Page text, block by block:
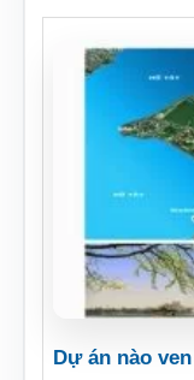
Dự án nào